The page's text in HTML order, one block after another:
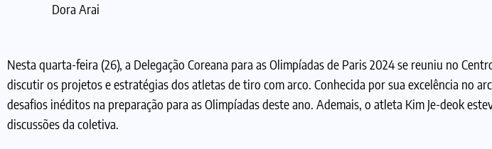
Dora Arai
Nesta quarta-feira (26), a Delegação Coreana para as Olimpíadas de Paris 2024 se reuniu no
discutir os projetos e estratégias dos atletas de tiro com arco. Conhecida por sua excelência no
desafios inéditos na preparação para as Olimpíadas deste ano. Ademais, o atleta Kim Je-deok
discussões da coletiva.